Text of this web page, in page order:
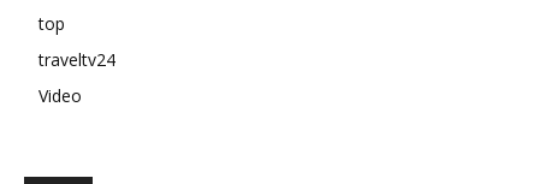
top
traveltv24
Video